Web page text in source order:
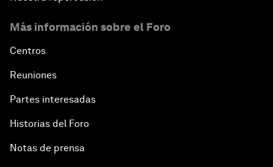
Más información sobre el Foro
Centros
Reuniones
Partes interesadas
Historias del Foro
Notas de prensa